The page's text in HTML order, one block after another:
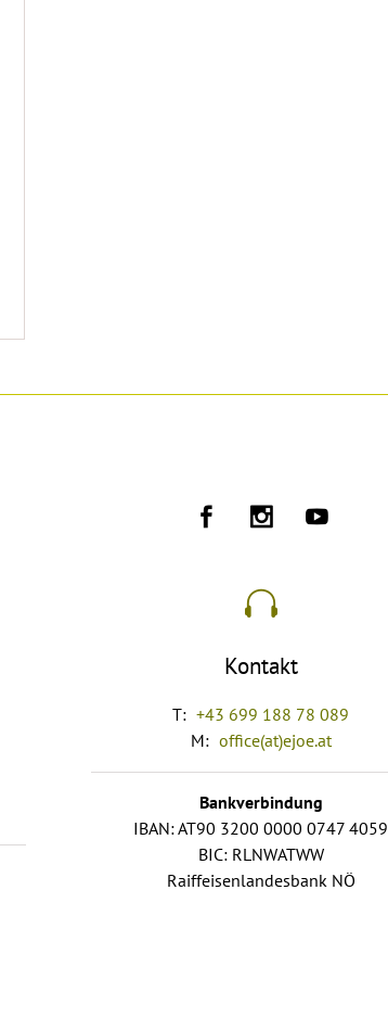
Kontakt
T: +43 699 188 78 089
M: office(at)ejoe.at
Bankverbindung
IBAN: AT90 3200 0000 0747 4059
BIC: RLNWATWW
Raiffeisenlandesbank NÖ